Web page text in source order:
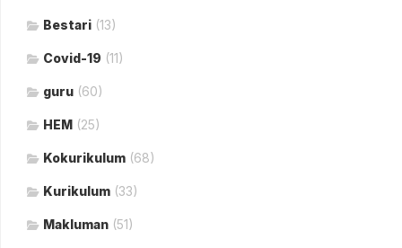
Bestari (13)
Covid-19 (11)
guru (60)
HEM (25)
Kokurikulum (68)
Kurikulum (33)
Makluman (51)